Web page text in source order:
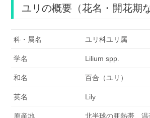
ユリの概要（花名・開花期な
科・属名 ユリ科ユリ属
学名 Lilium spp.
和名 百合（ユリ）
英名 Lily
原産地 北半球の亜熱帯、